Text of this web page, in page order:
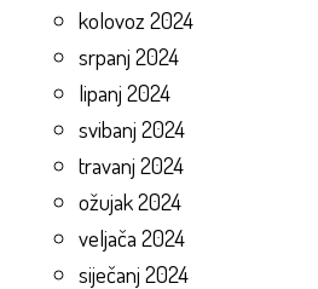
kolovoz 2024
srpanj 2024
lipanj 2024
svibanj 2024
travanj 2024
ožujak 2024
veljača 2024
siječanj 2024